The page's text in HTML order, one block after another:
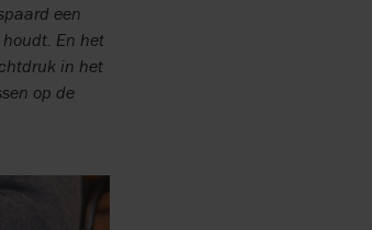
een
En het
in het
op de